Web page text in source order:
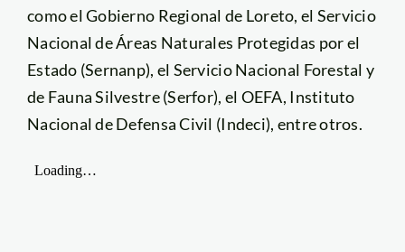
como el Gobierno Regional de Loreto, el Servicio
Nacional de Áreas Naturales Protegidas por el
Estado (Sernanp), el Servicio Nacional Forestal y
de Fauna Silvestre (Serfor), el OEFA, Instituto
Nacional de Defensa Civil (Indeci), entre otros.